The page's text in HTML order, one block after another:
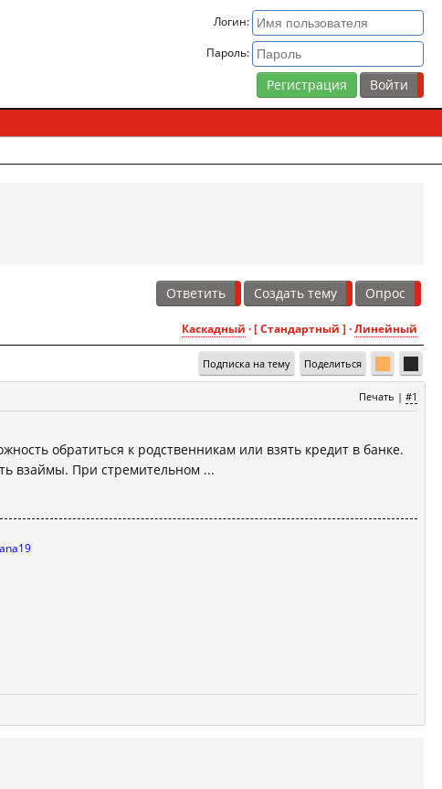
Логин:
Пароль:
Регистрация
Ответить Создать тему Опрос
Каскадный · [ Стандартный ] ·Линейный
Подписка на тему Поделиться
Печать | #1
обратиться к родственникам или взять кредит в банке.
взаймы. При стремительном ...